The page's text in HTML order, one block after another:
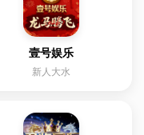
壹号娱乐
新人大水